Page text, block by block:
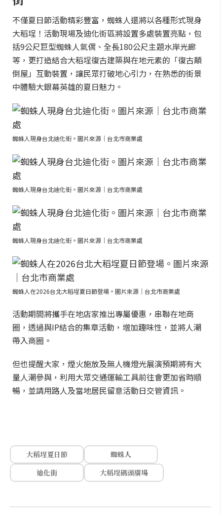
不僅夏日節活動精彩豐富，蜘蛛人還將以各種形式現身
大稻埕！活動現場及迪化街區將設置多處裝置亮點，包
括9公尺巨型蜘蛛人氣偶、全長180公尺主題水岸光廊
等，更打造結合大稻埕復古建築與在地元素的「復古顛
倒屋」互動裝置，讓民眾打破地心引力，在熟悉的街景
中體驗大銀幕英雄的夏日魅力。
蜘蛛人現身台北迪化街。圖片來源｜台北市商業處
蜘蛛人現身台北迪化街。圖片來源｜台北市商業處
蜘蛛人現身台北迪化街。圖片來源｜台北市商業處
蜘蛛人在2026台北大稻埕夏日節登場。圖片來源｜台北市商業處
活動期間將攜手在地店家推出專屬優惠，串聯在地商
圈，透過與IP結合的集章活動，增加趣味性，並將人潮
帶入商圈。
但也提醒大家，煙火施放及無人機燈光展演預期將有大
量人潮參與，利用大眾交通運輸工具前往會更加省時順
暢，並請用路人及當地居民留意活動日交管資訊。
大稻埕夏日節
蜘蛛人
迪化街
大稻埕碼頭廣場